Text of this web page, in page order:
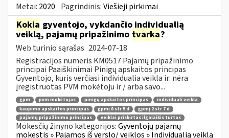
Metai: 2020 Pagrindinis:Viešieji pirkimai
Kokia gyventojo, vykdančio individualią
veiklą, pajamų pripažinimo tvarka?
Web turinio sąrašas 2024-07-18
Registracijos numeris KM0517 Pajamų pripažinimo
principai Paaiškinimai Pinigų apskaitos principas
Gyventojo, kuris verčiasi individualia veikla ir: nėra
įregistruotas PVM mokėtoju ir / arba savo...
gpm pvm mokėtojas pinigų apskaitos principas
individuali veikla
kaupimo apskaitos principas
gpmį 8 str 5 d
gpmį 2 str 7 d
pajamų pripažinimo principas
veiklai priskirtas ilgalaikis turtas
Mokesčių žinyno kategorijos:Gyventojų pajamų
mokestis » Pajamos iš verslo/ veiklos » Individualią veiklą